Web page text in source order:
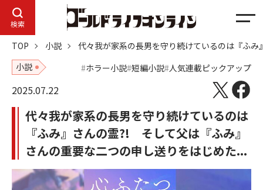
検索
メ
ュ
ー
TOP 小説
代々我が家系の長男を守り続けているのは『ふ
小説
ホラー小説 短編小説 人気連載ピックアップ
2025.07.22
代々我が家系の長男を守り続けているのは
『ふみ』さんの霊?! そして父は『ふみ』
さんの重要な二つの申し送りをはじめた...